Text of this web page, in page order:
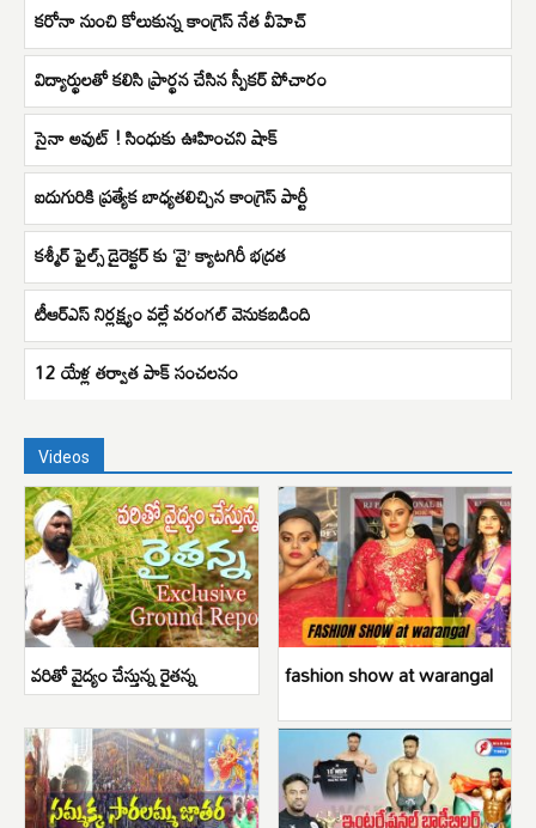
కరోనా నుంచి కోలుకున్న కాంగ్రెస్‌ నేత వీహెచ్‌
విద్యార్థులతో కలిసి ప్రార్థన చేసిన స్పీకర్ పోచారం
సైనా అవుట్ ! సింధుకు ఊహించని షాక్
ఐదుగురికి ప్రత్యేక బాధ్యతలిచ్చిన కాంగ్రెస్ పార్టీ
కశ్మీర్ ఫైల్స్ డైరెక్టర్ కు ‘వై’ క్యాటగిరీ భద్రత
టీఆర్ఎస్ నిర్లక్ష్యం వల్లే వరంగల్ వెనుకబడింది
12 యేళ్ల తర్వాత పాక్ సంచలనం
Videos
వరితో వైద్యం చేస్తున్న రైతన్న fashion show at warangal